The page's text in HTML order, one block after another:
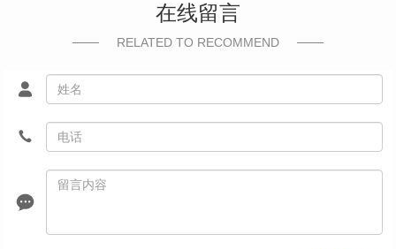
在线留言
RELATED TO RECOMMEND